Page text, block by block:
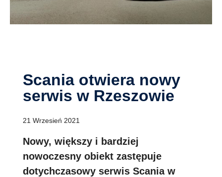
Scania otwiera nowy
serwis w Rzeszowie
21 Wrzesień 2021
Nowy, większy i bardziej
nowoczesny obiekt zastępuje
dotychczasowy serwis Scania w